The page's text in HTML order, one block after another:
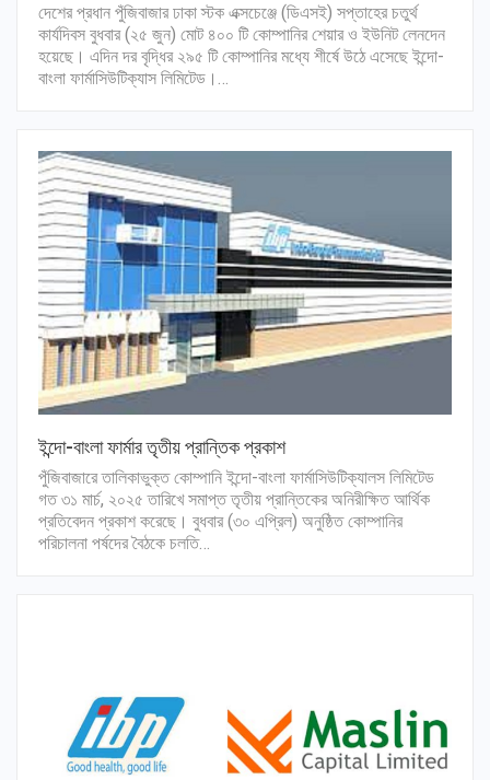
দেশের প্রধান পুঁজিবাজার ঢাকা স্টক এক্সচেঞ্জে (ডিএসই) সপ্তাহের চতুর্থ
কার্যদিবস বুধবার (২৫ জুন) মোট ৪০০ টি কোম্পানির শেয়ার ও ইউনিট লেনদেন
হয়েছে। এদিন দর বৃদ্ধির ২৯৫ টি কোম্পানির মধ্যে শীর্ষে উঠে এসেছে ইন্দো-
বাংলা ফার্মাসিউটিক্যাস লিমিটেড।…
ইন্দো-বাংলা ফার্মার তৃতীয় প্রান্তিক প্রকাশ
পুঁজিবাজারে তালিকাভুক্ত কোম্পানি ইন্দো-বাংলা ফার্মাসিউটিক্যালস লিমিটেড
গত ৩১ মার্চ, ২০২৫ তারিখে সমাপ্ত তৃতীয় প্রান্তিকের অনিরীক্ষিত আর্থিক
প্রতিবেদন প্রকাশ করেছে। বুধবার (৩০ এপ্রিল) অনুষ্ঠিত কোম্পানির
পরিচালনা পর্ষদের বৈঠকে চলতি…